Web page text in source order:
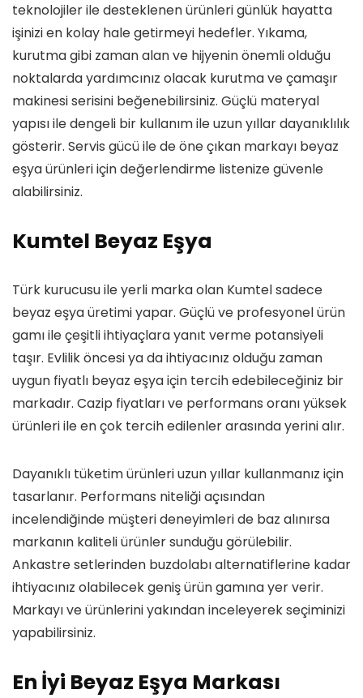
teknolojiler ile desteklenen ürünleri günlük hayatta
işinizi en kolay hale getirmeyi hedefler. Yıkama,
kurutma gibi zaman alan ve hijyenin önemli olduğu
noktalarda yardımcınız olacak kurutma ve çamaşır
makinesi serisini beğenebilirsiniz. Güçlü materyal
yapısı ile dengeli bir kullanım ile uzun yıllar dayanıklılık
gösterir. Servis gücü ile de öne çıkan markayı beyaz
eşya ürünleri için değerlendirme listenize güvenle
alabilirsiniz.
Kumtel Beyaz Eşya
Türk kurucusu ile yerli marka olan Kumtel sadece
beyaz eşya üretimi yapar. Güçlü ve profesyonel ürün
gamı ile çeşitli ihtiyaçlara yanıt verme potansiyeli
taşır. Evlilik öncesi ya da ihtiyacınız olduğu zaman
uygun fiyatlı beyaz eşya için tercih edebileceğiniz bir
markadır. Cazip fiyatları ve performans oranı yüksek
ürünleri ile en çok tercih edilenler arasında yerini alır.
Dayanıklı tüketim ürünleri uzun yıllar kullanmanız için
tasarlanır. Performans niteliği açısından
incelendiğinde müşteri deneyimleri de baz alınırsa
markanın kaliteli ürünler sunduğu görülebilir.
Ankastre setlerinden buzdolabı alternatiflerine kadar
ihtiyacınız olabilecek geniş ürün gamına yer verir.
Markayı ve ürünlerini yakından inceleyerek seçiminizi
yapabilirsiniz.
En İyi Beyaz Eşya Markası